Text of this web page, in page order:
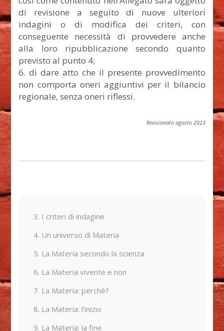
di revisione a seguito di nuove ulteriori
indagini o di modifica dei criteri, con
conseguente necessità di provvedere anche
alla loro ripubblicazione secondo quanto
previsto al punto 4;
6. di dare atto che il presente provvedimento
non comporta oneri aggiuntivi per il bilancio
regionale, senza oneri riflessi.
Revisionato agosto 2023
3. I criteri di indagine
4. Un universo di Materia
5. La Materia secondo la scienza
6. La Materia vivente e non
7. La Materia: perchè?
8. La Materia: l’inizio
9. La Materia: la fine